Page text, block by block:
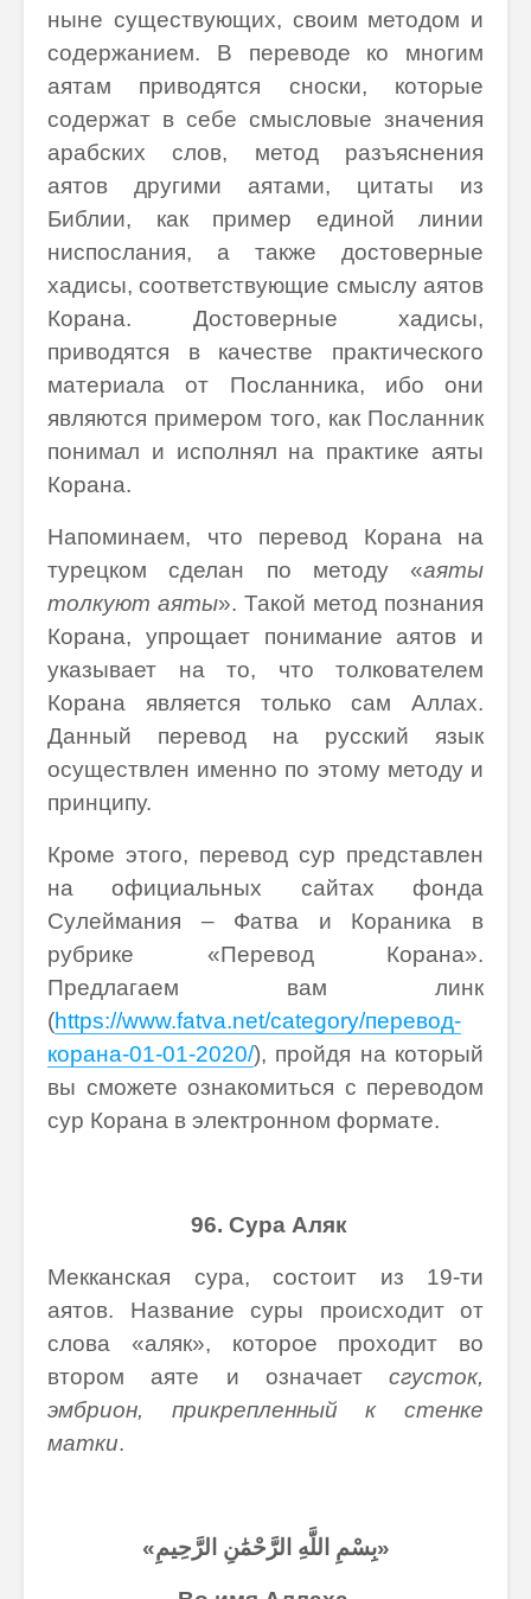
ныне существующих, своим методом и
содержанием. В переводе ко многим
аятам приводятся сноски, которые
содержат в себе смысловые значения
арабских слов, метод разъяснения
аятов другими аятами, цитаты из
Библии, как пример единой линии
ниспослания, а также достоверные
хадисы, соответствующие смыслу аятов
Корана. Достоверные хадисы,
приводятся в качестве практического
материала от Посланника, ибо они
являются примером того, как Посланник
понимал и исполнял на практике аяты
Корана.
Напоминаем, что перевод Корана на
турецком сделан по методу «аяты
толкуют аяты». Такой метод познания
Корана, упрощает понимание аятов и
указывает на то, что толкователем
Корана является только сам Аллах.
Данный перевод на русский язык
осуществлен именно по этому методу и
принципу.
Кроме этого, перевод сур представлен
на официальных сайтах фонда
Сулеймания – Фатва и Кораника в
рубрике «Перевод Корана».
Предлагаем вам линк
(https://www.fatva.net/category/перевод-
корана-01-01-2020/), пройдя на который
вы сможете ознакомиться с переводом
сур Корана в электронном формате.
96. Сура Аляк
Мекканская сура, состоит из 19-ти
аятов. Название суры происходит от
слова «аляк», которое проходит во
втором аяте и означает сгусток,
эмбрион, прикрепленный к стенке
матки.
«بِسْمِ اللَّهِ الرَّحْمَٰنِ الرَّحِيمِ»